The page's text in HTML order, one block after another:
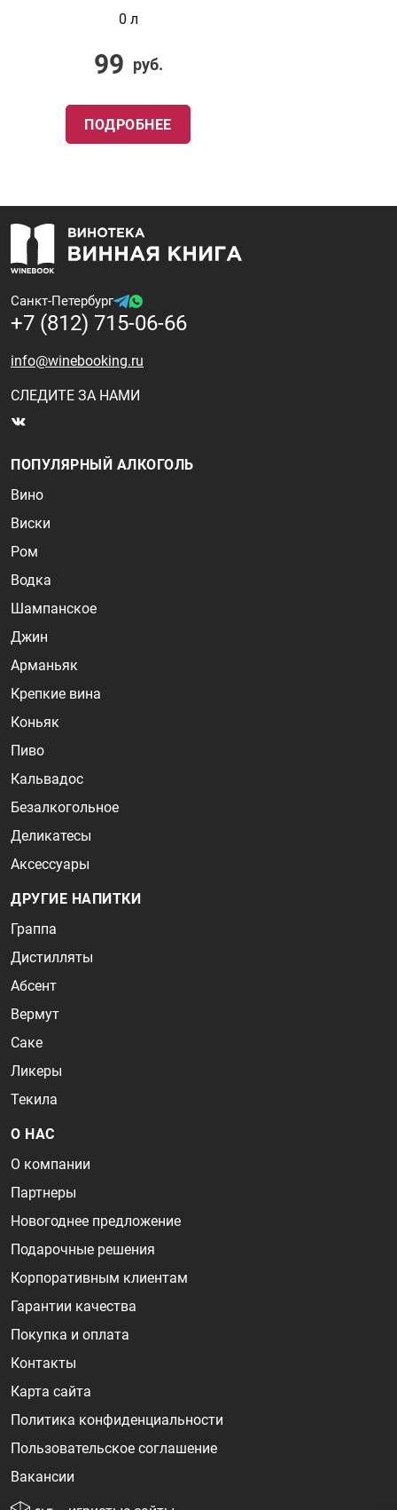
0 л
99 руб.
ПОДРОБНЕЕ
Санкт-Петербург
+7 (812) 715-06-66
info@winebooking.ru
СЛЕДИТЕ ЗА НАМИ
ПОПУЛЯРНЫЙ АЛКОГОЛЬ
Вино
Виски
Ром
Водка
Шампанское
Джин
Арманьяк
Крепкие вина
Коньяк
Пиво
Кальвадос
Безалкогольное
Деликатесы
Аксессуары
ДРУГИЕ НАПИТКИ
Граппа
Дистилляты
Абсент
Вермут
Саке
Ликеры
Текила
О НАС
О компании
Партнеры
Новогоднее предложение
Подарочные решения
Корпоративным клиентам
Гарантии качества
Покупка и оплата
Контакты
Карта сайта
Политика конфиденциальности
Пользовательское соглашение
Вакансии